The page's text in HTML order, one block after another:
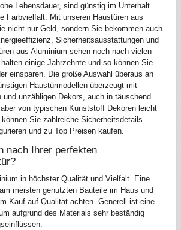
Lebensdauer, sind günstig im Unterhalt
Farbvielfalt. Mit unseren Haustüren aus
nicht nur Geld, sondern Sie bekommen auch
Sicherheitsausstattungen und
aus Aluminium sehen noch nach vielen
einige Jahrzehnte und so können Sie
einsparen. Die große Auswahl überaus an
Haustürmodellen überzeugt mit
und unzähligen Dekors, auch in täuschend
von typischen Kunststoff Dekoren leicht
Sie zahlreiche Sicherheitsdetails
und zu Top Preisen kaufen.
nach Ihrer perfekten
in höchster Qualität und Vielfalt. Eine
meisten genutzten Bauteile im Haus und
Kauf auf Qualität achten. Generell ist eine
aufgrund des Materials sehr beständig